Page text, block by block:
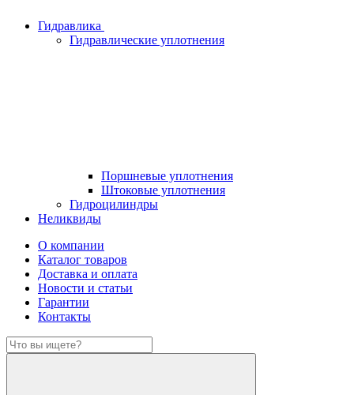
Гидравлика
Гидравлические уплотнения
Поршневые уплотнения
Штоковые уплотнения
Гидроцилиндры
Неликвиды
О компании
Каталог товаров
Доставка и оплата
Новости и статьи
Гарантии
Контакты